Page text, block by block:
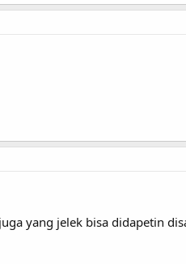
yang jelek bisa didapetin